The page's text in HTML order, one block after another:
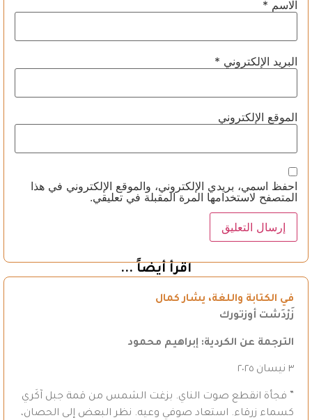
الاسم *
البريد الإلكتروني *
الموقع الإلكتروني
احفظ اسمي، بريدي الإلكتروني، والموقع الإلكتروني في هذا
المتصفح لاستخدامها المرة المقبلة في تعليقي.
اقرأ أيضاً ...
في الكتابة واللغة، يشار كمال
زَرْدَشت أوزتورك
الترجمة عن الكردية: إبراهيم محمود
٣ نيسان ٢٠٢٥
” فجأة انقطع صوت الناي. بزغت الشمس من قمة جبل آكَري
كسماء زرقاء. استعاد صوفي وعيه. نظر البعض إلى الحصان،